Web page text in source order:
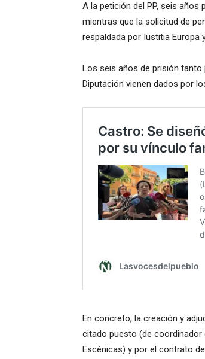
A la petición del PP, seis años
mientras que la solicitud de
respaldada por Iustitia Europa
Los seis años de prisión tanto
Diputación vienen dados por
En concreto, la creación y
citado puesto (de
Escénicas) y por el contrato